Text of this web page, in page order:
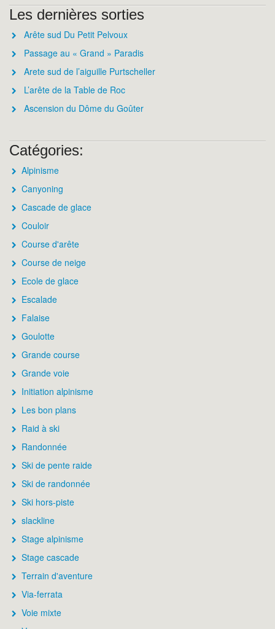
Les dernières sorties
Arête sud Du Petit Pelvoux
Passage au « Grand » Paradis
Arete sud de l’aiguille Purtscheller
L’arête de la Table de Roc
Ascension du Dôme du Goûter
Catégories:
Alpinisme
Canyoning
Cascade de glace
Couloir
Course d'arête
Course de neige
Ecole de glace
Escalade
Falaise
Goulotte
Grande course
Grande voie
Initiation alpinisme
Les bon plans
Raid à ski
Randonnée
Ski de pente raide
Ski de randonnée
Ski hors-piste
slackline
Stage alpinisme
Stage cascade
Terrain d'aventure
Via-ferrata
Voie mixte